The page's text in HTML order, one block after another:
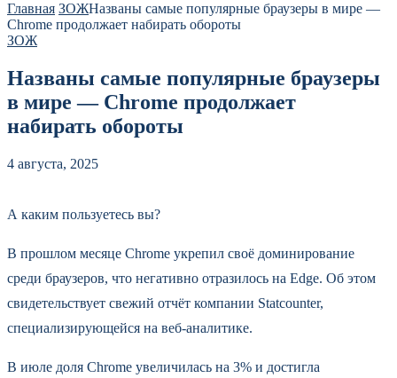
Главная ЗОЖНазваны самые популярные браузеры в мире —
Chrome продолжает набирать обороты
ЗОЖ
Названы самые популярные браузеры
в мире — Chrome продолжает
набирать обороты
4 августа, 2025
А каким пользуетесь вы?
В прошлом месяце Chrome укрепил своё доминирование
среди браузеров, что негативно отразилось на Edge. Об этом
свидетельствует свежий отчёт компании Statcounter,
специализирующейся на веб-аналитике.
В июле доля Chrome увеличилась на 3% и достигла